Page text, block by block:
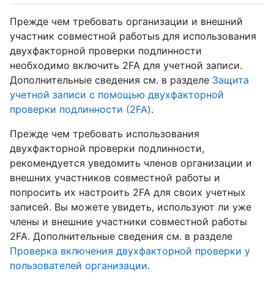
Прежде чем требовать организации и внешний
участник совместной работыs для использования
двухфакторной проверки подлинности
необходимо включить 2FA для учетной записи.
Дополнительные сведения см. в разделе Защита
учетной записи с помощью двухфакторной
проверки подлинности (2FA).
Прежде чем требовать использования
двухфакторной проверки подлинности,
рекомендуется уведомить членов организации и
внешних участников совместной работы и
попросить их настроить 2FA для своих учетных
записей. Вы можете увидеть, используют ли уже
члены и внешние участники совместной работы
2FA. Дополнительные сведения см. в разделе
Проверка включения двухфакторной проверки у
пользователей организации.